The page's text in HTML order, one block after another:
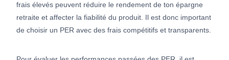
frais élevés peuvent réduire le rendement de ton épargne
retraite et affecter la fiabilité du produit. Il est donc important
de choisir un PER avec des frais compétitifs et transparents.